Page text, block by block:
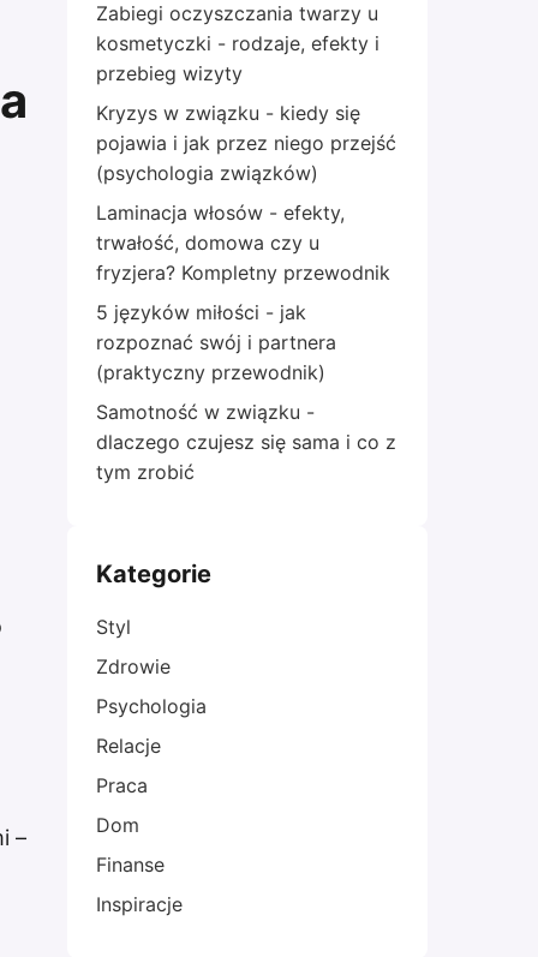
–
Zabiegi oczyszczania twarzy u
kosmetyczki - rodzaje, efekty i
przebieg wizyty
Kryzys w związku - kiedy się
pojawia i jak przez niego przejść
(psychologia związków)
Laminacja włosów - efekty,
trwałość, domowa czy u
fryzjera? Kompletny przewodnik
5 języków miłości - jak
rozpoznać swój i partnera
(praktyczny przewodnik)
Samotność w związku -
dlaczego czujesz się sama i co z
tym zrobić
Kategorie
Styl
Zdrowie
Psychologia
Relacje
Praca
Dom
Finanse
Inspiracje